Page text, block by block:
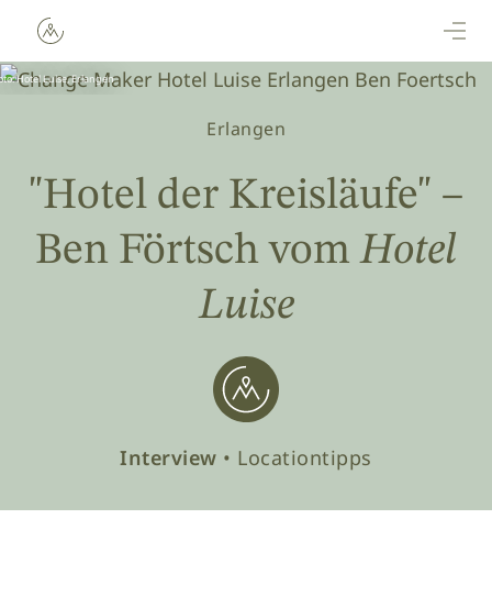
Hotel Luise, Erlangen
Erlangen
"Hotel der Kreisläufe" –
Ben Förtsch vomHotel
Luise
Interview • Locationtipps